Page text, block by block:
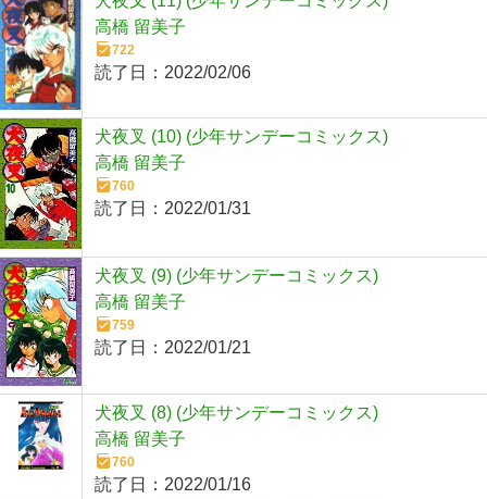
高橋 留美子
722
読了日： 2022/02/06
犬夜叉 (10) (少年サンデーコミックス)
高橋 留美子
760
読了日： 2022/01/31
犬夜叉 (9) (少年サンデーコミックス)
高橋 留美子
759
読了日： 2022/01/21
犬夜叉 (8) (少年サンデーコミックス)
高橋 留美子
760
読了日： 2022/01/16